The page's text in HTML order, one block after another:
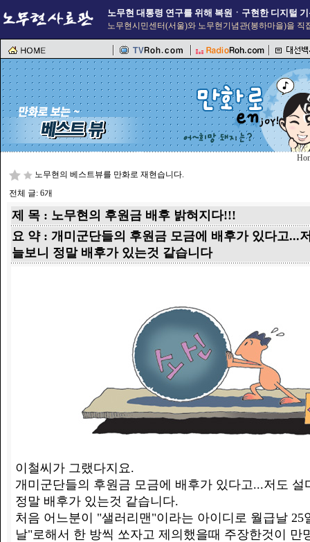
노무현 대통령 연구를 위해 복원ㆍ구현한 디지털
노무현시민센터(서울)와 노무현기념관(봉하마을)을
노무현의 베스트뷰를 만화로 재현습니다.
전체 글: 6개
제 목 : 노무현의 후원금 배후 밝혀지다!!!
요 약 : 개미군단들의 후원금 모금에 배후가 있다고...
늘보니 정말 배후가 있는것 같습니다
이철씨가 그랬다지요.
개미군단들의 후원금 모금에 배후가 있다고...저도 설
정말 배후가 있는것 같습니다.
처음 어느분이 "샐러리맨"이라는 아이디로 월급날 25
날"로해서 한 방씩 쏘자고 제의했을때 주장한것이 만